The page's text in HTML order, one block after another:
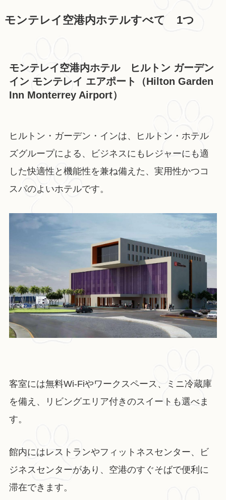
モンテレイ空港内ホテルすべて 1つ
モンテレイ空港内ホテル ヒルトン ガーデン
イン モンテレイ エアポート（Hilton Garden
Inn Monterrey Airport）
ヒルトン・ガーデン・インは、ヒルトン・ホテル
ズグループによる、ビジネスにもレジャーにも適
した快適性と機能性を兼ね備えた、実用性かつコ
スパのよいホテルです。
客室には無料Wi-Fiやワークスペース、ミニ冷蔵庫
を備え、リビングエリア付きのスイートも選べま
す。
館内にはレストランやフィットネスセンター、ビ
ジネスセンターがあり、空港のすぐそばで便利に
滞在できます。